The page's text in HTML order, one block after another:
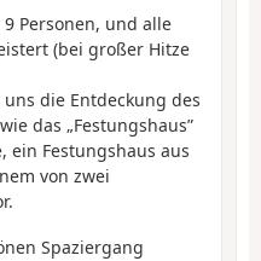
Personen, und alle
(bei großer Hitze
die Entdeckung des
das „Festungshaus”
ein Festungshaus aus
von zwei
Spaziergang